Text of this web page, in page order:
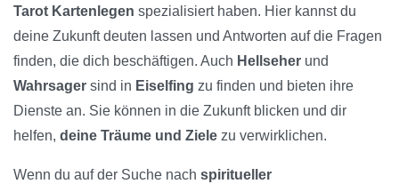
Tarot Kartenlegen spezialisiert haben. Hier kannst du
deine Zukunft deuten lassen und Antworten auf die Fragen
finden, die dich beschäftigen. Auch Hellseher und
Wahrsager sind in Eiselfing zu finden und bieten ihre
Dienste an. Sie können in die Zukunft blicken und dir
helfen, deine Träume und Ziele zu verwirklichen.
Wenn du auf der Suche nach spiritueller